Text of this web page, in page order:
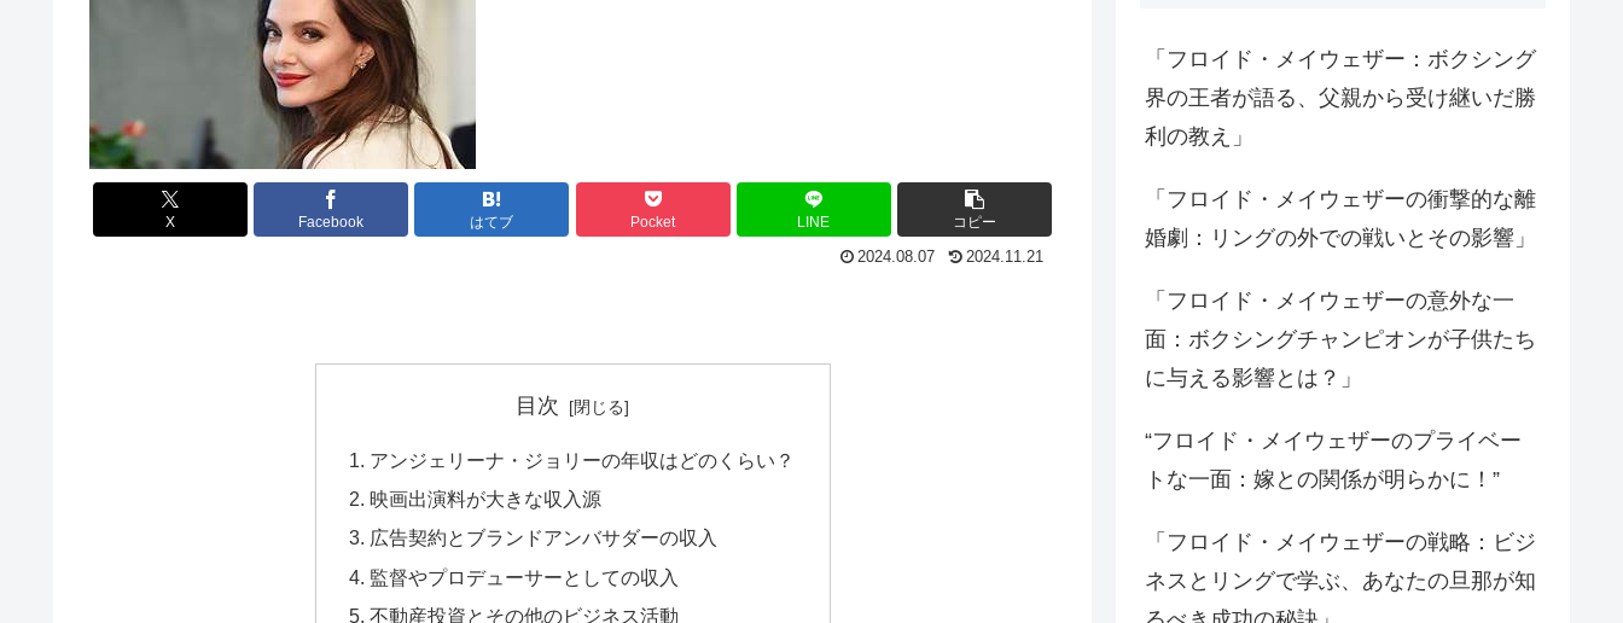
X Facebook はてブ Pocket LINE コピー
2024.08.07 2024.11.21
目次
アンジェリーナ・ジョリーの年収はどのくらい？
映画出演料が大きな収入源
広告契約とブランドアンバサダーの収入
監督やプロデューサーとしての収入
不動産投資とその他のビジネス活動
「フロイド・メイウェザー：ボクシング
界の王者が語る、父親から受け継いだ勝
利の教え」
「フロイド・メイウェザーの衝撃的な離
婚劇：リングの外での戦いとその影響」
「フロイド・メイウェザーの意外な一
面：ボクシングチャンピオンが子供たち
に与える影響とは？」
“フロイド・メイウェザーのプライベー
トな一面：嫁との関係が明らかに！”
「フロイド・メイウェザーの戦略：ビジ
ネスとリングで学ぶ、あなたの旦那が知